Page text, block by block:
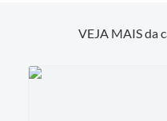
VEJA MAIS da